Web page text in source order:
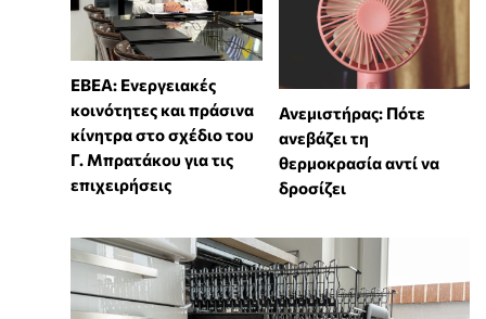
ΕΒΕΑ: Ενεργειακές
κοινότητες και πράσινα
κίνητρα στο σχέδιο του
Γ. Μπρατάκου για τις
επιχειρήσεις
Ανεμιστήρας: Πότε
ανεβάζει τη
θερμοκρασία αντί να
δροσίζει